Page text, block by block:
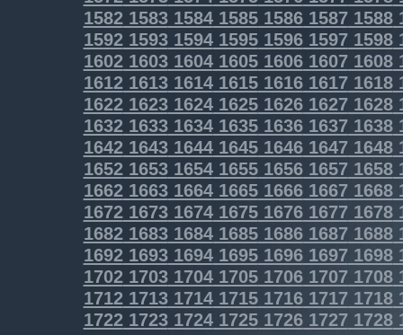
1582158315841585158615871588
1592159315941595159615971598
1602160316041605160616071608
1612161316141615161616171618
1622162316241625162616271628
1632163316341635163616371638
1642164316441645164616471648
1652165316541655165616571658
1662166316641665166616671668
167216731674167516761677 1678
168216831684168516861687 1688
169216931694169516961697 1698
170217031704170517061707 1708
171217131714171517161717 1718
172217231724172517261727 1728